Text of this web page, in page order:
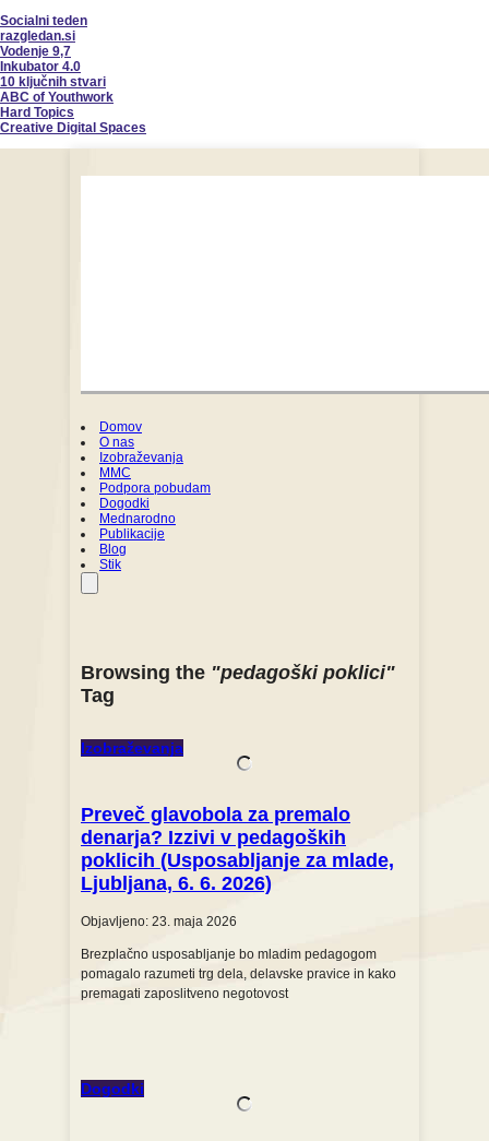
Socialni teden
razgledan.si
Vodenje 9,7
Inkubator 4.0
10 ključnih stvari
ABC of Youthwork
Hard Topics
Creative Digital Spaces
Domov
O nas
Izobraževanja
MMC
Podpora pobudam
Dogodki
Mednarodno
Publikacije
Blog
Stik
Browsing the "pedagoški poklici"
Tag
Izobraževanja
Preveč glavobola za premalo
denarja? Izzivi v pedagoških
poklicih (Usposabljanje za mlade,
Ljubljana, 6. 6. 2026)
Objavljeno: 23. maja 2026
Brezplačno usposabljanje bo mladim pedagogom
pomagalo razumeti trg dela, delavske pravice in kako
premagati zaposlitveno negotovost
Dogodki